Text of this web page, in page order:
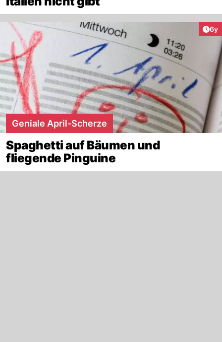
6y
Geniale April-Scherze
Spaghetti auf Bäumen und
fliegende Pinguine